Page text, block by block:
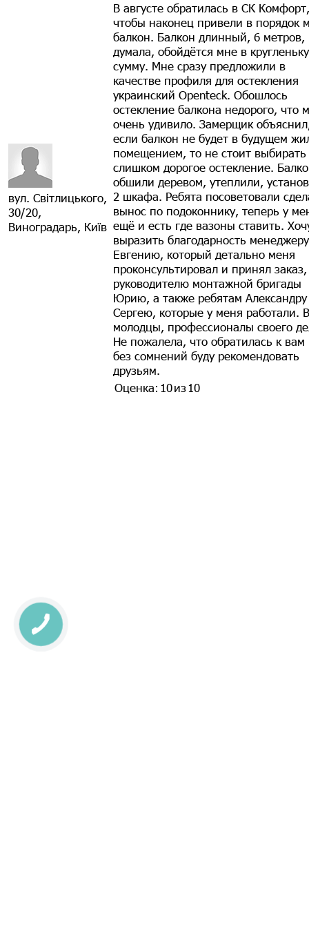
вул. Світлицького,
30/20,
Виноградарь, Київ
В августе обратилась в СК Комфорт,
чтобы наконец привели в порядок
балкон. Балкон длинный, 6 метров,
думала, обойдётся мне в
сумму. Мне сразу предложили в
качестве профиля для остекления
украинский Openteck. Обошлось
остекление балкона недорого, что
очень удивило. Замерщик
если балкон не будет в будущем
помещением, то не стоит выбирать
слишком дорогое остекление.
обшили деревом, утеплили,
2 шкафа. Ребята посоветовали
вынос по подоконнику, теперь у
ещё и есть где вазоны ставить.
выразить благодарность менеджеру
Евгению, который детально меня
проконсультировал и принял заказ,
руководителю монтажной бригады
Юрию, а также ребятам
Сергею, которые у меня работали.
молодцы, профессионалы своего
Не пожалела, что обратилась к вам
без сомнений буду рекомендовать
друзьям.
Оценка: 10из10